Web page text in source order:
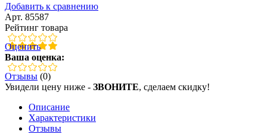
Добавить к сравнению
Арт. 85587
Рейтинг товара
Оценить
Ваша оценка:
Отзывы (0)
Увидели цену ниже - ЗВОНИТЕ, сделаем скидку!
Описание
Характеристики
Отзывы